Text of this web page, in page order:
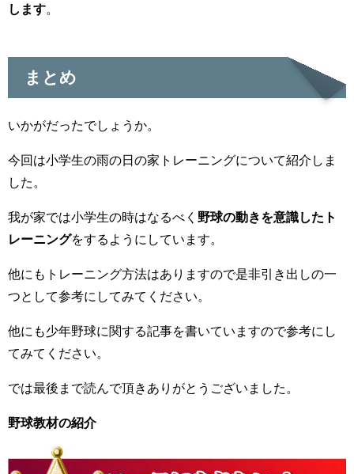
します
まとめ
いかがだったでしょうか。
今回は小学生の雨の日の家トレーニングについて紹介しま
した。
我が家では小学生の時はなるべく 野球の動きを意識したト
レーニングをするようにしています。
他にもトレーニング方法はありますので是非引き出しの一
つとして参考にしてみてください。
他にも少年野球に関する記事を書いていますので参考にし
てみてください。
では最後まで読んで頂きありがとうございました。
野球教材の紹介